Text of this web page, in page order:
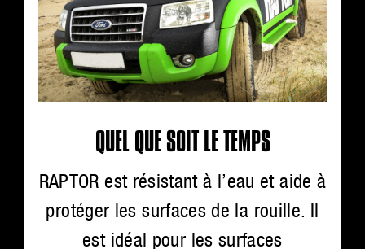
QUEL QUE SOIT LE TEMPS
RAPTOR est résistant à l’eau et aide à
protéger les surfaces de la rouille. Il
est idéal pour les surfaces